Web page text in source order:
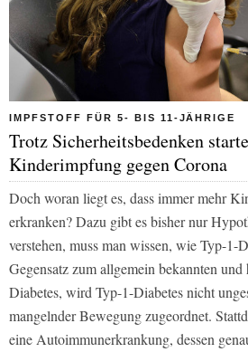
IMPFSTOFF FÜR 5- BIS 11-JÄHRIGE
Trotz Sicherheitsbedenken
Kinderimpfung gegen Corona
Doch woran liegt es, dass immer mehr
erkranken? Dazu gibt es bisher nur
verstehen, muss man wissen, wie Typ-1-
Gegensatz zum allgemein bekannten
Diabetes, wird Typ-1-Diabetes nicht
mangelnder Bewegung zugeordnet.
eine Autoimmunerkrankung, dessen